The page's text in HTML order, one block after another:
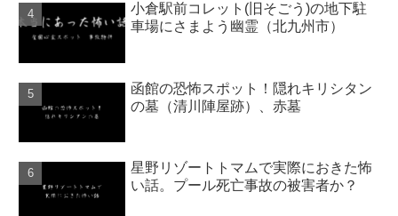
小倉駅前コレット(旧そごう)の地下駐
車場にさまよう幽霊（北九州市）
函館の恐怖スポット！隠れキリシタン
の墓（清川陣屋跡）、赤墓
星野リゾートトマムで実際におきた怖
い話。プール死亡事故の被害者か？